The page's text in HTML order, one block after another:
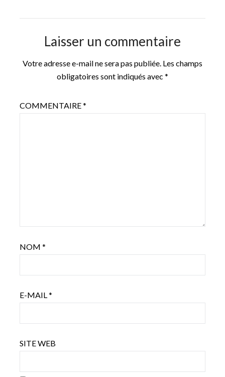
Laisser un commentaire
Votre adresse e-mail ne sera pas publiée. Les champs
obligatoires sont indiqués avec *
COMMENTAIRE*
NOM *
E-MAIL*
SITE WEB